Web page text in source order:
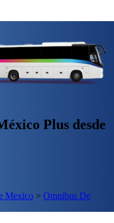
Plus desde
Mexico > Omnibus De